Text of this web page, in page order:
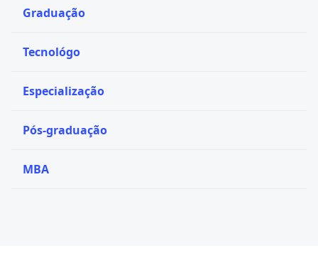
Graduação
Tecnológo
Especialização
Pós-graduação
MBA